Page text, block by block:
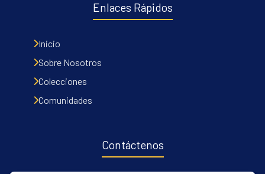
Enlaces Rápidos
Inicio
Sobre Nosotros
Colecciones
Comunidades
Contáctenos